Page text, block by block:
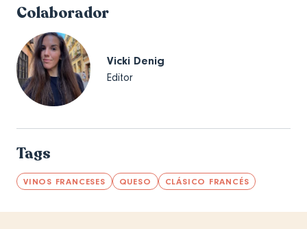
Colaborador
Vicki Denig
Editor
Tags
VINOS FRANCESES QUESO CLÁSICO FRANCÉS